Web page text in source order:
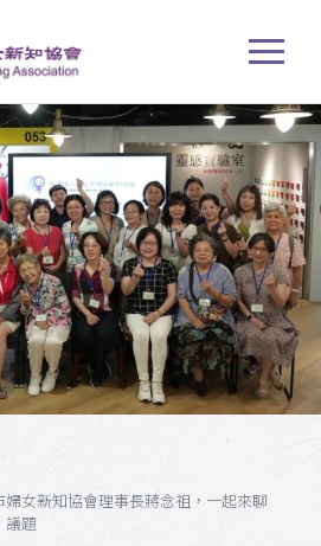
女新知協會理事長蔣念祖，一起來聊
議題